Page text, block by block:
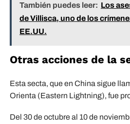
También puedes leer: Los
de Villisca, uno de los
EE.UU.
Otras acciones de la
Esta secta, que en China sigue
Orienta (Eastern Lightning), fue
Del 30 de octubre al 10 de